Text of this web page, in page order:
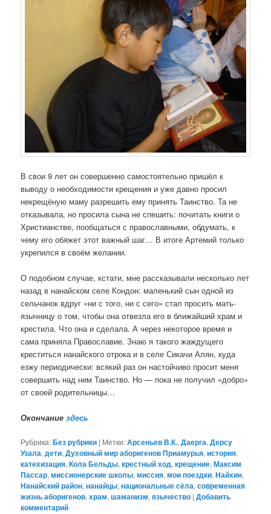
В свои 9 лет он совершенно самостоятельно пришёл к
выводу о необходимости крещения и уже давно просил
некрещёную маму разрешить ему принять Таинство. Та не
отказывала, но просила сына не спешить: почитать книги о
Христианстве, пообщаться с православными, обдумать, к
чему его обяжет этот важный шаг… В итоге Артемий только
укрепился в своём желании.
О подобном случае, кстати, мне рассказывали несколько лет
назад в нанайском селе Кондон: маленький сын одной из
сельчанок вдруг «ни с того, ни с сего» стал просить мать-
язычницу о том, чтобы она отвезла его в ближайший храм и
крестила. Что она и сделала. А через некоторое время и
сама приняла Православие. Знаю я такого жаждущего
креститься нанайского отрока и в селе Сикачи Алян, куда
езжу периодически: всякий раз он настойчиво просит меня
совершить над ним Таинство. Но — пока не получил «добро»
от своей родительницы…
Окончаниездесь
Рубрика:Без рубрики | Метки:Арсеньев В.К.,Даерга,Дерсу
Узала,дети,Духовный мир аборигенов Приамурья,история,
катехизация,Кола Бельды,крестный ход,крещение,Максим
Пассар,миссионерские школы,миссия,мои поездки,Найхин,
Нанайский район,нанайцы,национальные сёла,современная
жизнь аборигенов,храм,шаманизм,язычество |Добавить
комментарий